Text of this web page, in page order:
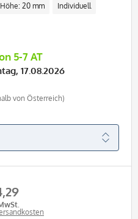
Höhe: 20 mm Individuell
5-7 AT
17.08.2026
von Österreich)